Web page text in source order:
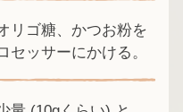
リゴ糖、かつお粉を
セッサーにかける。